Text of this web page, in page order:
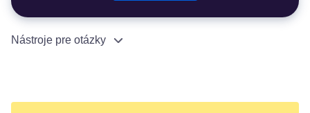
Nástroje pre otázky